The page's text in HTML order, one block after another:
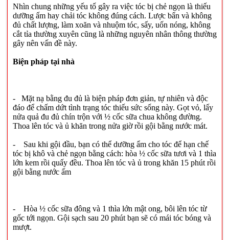
Nhìn chung những yếu tố gây ra việc tóc bị chẻ ngọn là thiếu
dưỡng ấm hay chải tóc không đúng cách. Lược bẩn và không
đủ chất lượng, làm xoăn và nhuộm tóc, sấy, uốn nóng, không
cắt tỉa thường xuyên cũng là những nguyên nhân thông thường
gây nên vấn đề này.
Biện pháp tại nhà
- Mặt nạ bằng đu đủ là biện pháp đơn giản, tự nhiên và độc
đáo để chấm dứt tình trạng tóc thiếu sức sống này. Gọt vỏ, lấy
nửa quả đu đủ chín trộn với ½ cốc sữa chua không đường.
Thoa lên tóc và ủ khăn trong nửa giờ rồi gội bằng nước mát.
- Sau khi gội đầu, bạn có thể dưỡng ẩm cho tóc để hạn chế
tóc bị khô và chẻ ngọn bằng cách: hòa ½ cốc sữa tươi và 1 thìa
lớn kem rồi quấy đều. Thoa lên tóc và ủ trong khăn 15 phút rồi
gội bằng nước ấm
- Hòa ½ cốc sữa đông và 1 thìa lớn mật ong, bôi lên tóc từ
gốc tới ngọn. Gội sạch sau 20 phút bạn sẽ có mái tóc bóng và
mượt.